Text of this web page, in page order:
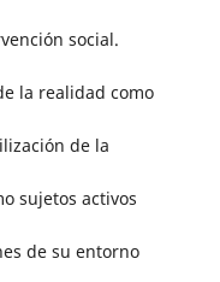
social.
la realidad como
de la
sujetos activos
de su entorno